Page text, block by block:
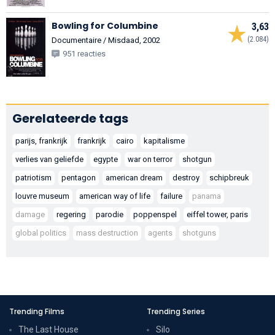
3,63
(2.084)
Bowling for Columbine
Documentaire / Misdaad, 2002
951 reacties
Gerelateerde tags
parijs, frankrijk frankrijk cairo
kapitalisme
verlies van geliefde
egypte war on terror
shotgun
patriotism
pentagon american dream destroy
schipbreuk
louvre museum
american way of life failure
panama
damage
regering parodie poppenspel
eiffel tower, paris
global politics
mass destruction agents shotguns
Trending Films
The Last House
Trending Series
Silo